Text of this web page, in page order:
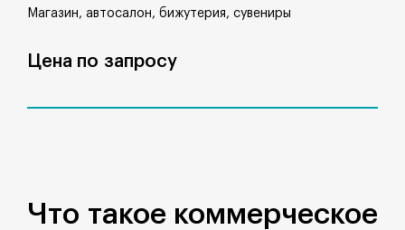
Магазин, автосалон, бижутерия, сувениры
Цена по запросу
Что такое коммерческое